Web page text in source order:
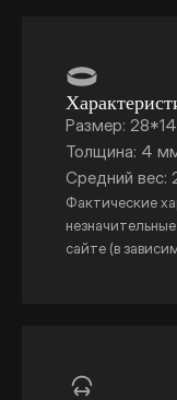
Размер:
Толщина: 4
Средний вес:
Фактические
сайте (в